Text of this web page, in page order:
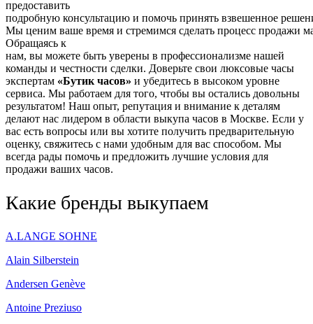
предоставить
подробную консультацию и помочь принять взвешенное
Мы ценим ваше время и стремимся сделать процесс продажи
Обращаясь к
нам, вы можете быть уверены в профессионализме нашей
команды и честности сделки. Доверьте свои люксовые часы
экспертам «Бутик часов» и убедитесь в высоком уровне
сервиса. Мы работаем для того, чтобы вы остались довольны
результатом! Наш опыт, репутация и внимание к деталям
делают нас лидером в области выкупа часов в Москве. Если у
вас есть вопросы или вы хотите получить предварительную
оценку, свяжитесь с нами удобным для вас способом. Мы
всегда рады помочь и предложить лучшие условия для
продажи ваших часов.
Какие бренды выкупаем
A.LANGE SOHNE
Alain Silberstein
Andersen Genève
Antoine Preziuso